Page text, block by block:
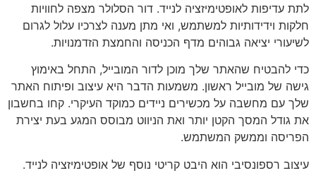
לתת עדיפות לאופטימיזציה לנייד. דור הסלולר מצפה לחוויות
חלקות וידידותיות למשתמש, ואי מתן מענה לצרכיו עלול לגרום
לשיעורי יציאה גבוהים מדף הכניסה והחמצת הזדמנויות.
כדי להבטיח שהאתר שלך מוכן לדור המובייל, התחל באימוץ
גישה של מובייל ראשון. משמעות הדבר היא עיצוב ופיתוח האתר
שלך עם מחשבה על מכשירים ניידים כמוקד העיקרי. קחו בחשבון
את גודל המסך הקטן יותר ואת הניווט מבוסס המגע בעת יצירת
הפריסה וממשק המשתמש.
עיצוב רספונסיבי הוא היבט קריטי נוסף של אופטימיזציה לנייד.